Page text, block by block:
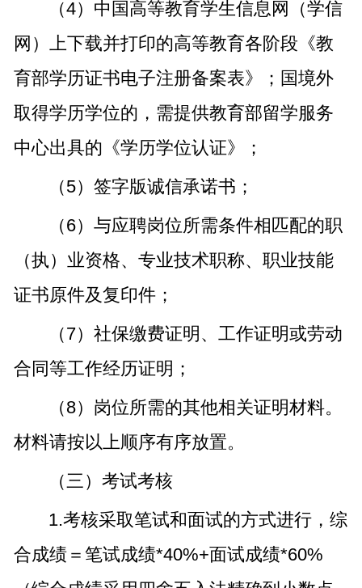
（4）中国高等教育学生信息网（学信
网）上下载并打印的高等教育各阶段《教
育部学历证书电子注册备案表》；国境外
取得学历学位的，需提供教育部留学服务
中心出具的《学历学位认证》；
（5）签字版诚信承诺书；
（6）与应聘岗位所需条件相匹配的职
（执）业资格、专业技术职称、职业技能
证书原件及复印件；
（7）社保缴费证明、工作证明或劳动
合同等工作经历证明；
（8）岗位所需的其他相关证明材料。
材料请按以上顺序有序放置。
（三）考试考核
1.考核采取笔试和面试的方式进行，综
合成绩＝笔试成绩*40%+面试成绩*60%